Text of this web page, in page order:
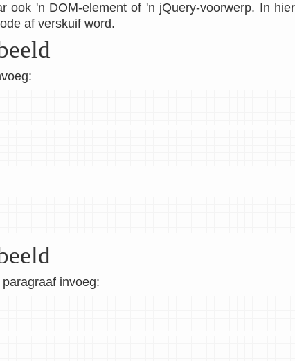
ook 'n DOM-element of 'n jQuery-voorwerp. In
af verskuif word.
invoeg: